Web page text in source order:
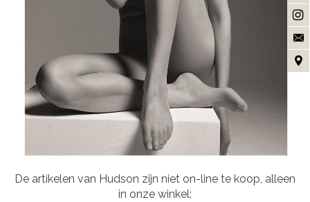
De artikelen van Hudson zijn niet on-line te koop, alleen
in onze winkel: